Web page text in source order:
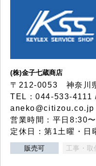
(株)金子七蔵商店
〒212-0053 神奈川
TEL：044-533-4111
aneko@citizou.co.jp
営業時間：平日8:30
定休日：第1土曜・日
販売可 工事・取